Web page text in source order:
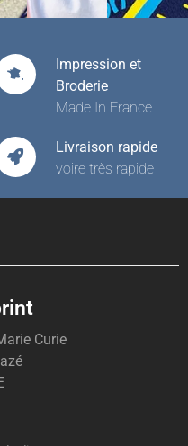
Impression et
Broderie
Made In France
Livraison rapide
voire très rapide
Curie